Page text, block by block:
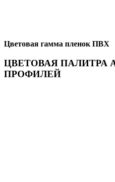
Цветовая гамма пленок ПВХ
ЦВЕТОВАЯ
ПРОФИЛЕЙ